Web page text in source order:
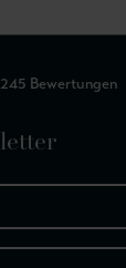
Bewertungen